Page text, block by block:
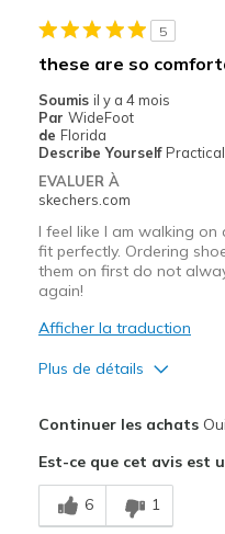
Walking
Width
Sizing
View On Shoes
Shoes
5
these are so
Soumis il y a 4 mois
Par WideFoot
de Florida
Describe Yourself Practical
EVALUER À
skechers.com
I feel like I am walking
fit perfectly. Ordering
them on first do not
again!
Afficher la traduction
Plus de détails
Breathe Well
Comfortable
Continuer les achats
Est-ce que cet avis est
6 1